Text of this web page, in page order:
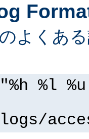
よくあ
%l